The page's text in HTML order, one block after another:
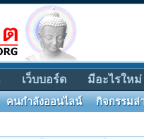
เว็บบอร์ด มีอะไรใหม่
คนกำลังออนไลน์ กิจกรรมล่